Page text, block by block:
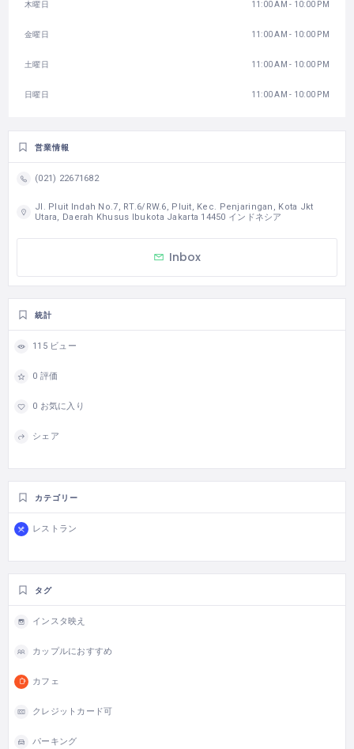
木曜日 11:00 AM - 10:00 PM
金曜日 11:00 AM - 10:00 PM
土曜日 11:00 AM - 10:00 PM
日曜日 11:00 AM - 10:00 PM
営業情報
(021) 22671682
Jl. Pluit Indah No.7, RT.6/RW.6, Pluit, Kec. Penjaringan, Kota Jkt
Utara, Daerah Khusus Ibukota Jakarta 14450 インドネシア
Inbox
統計
115 ビュー
0 評価
0 お気に入り
シェア
カテゴリー
レストラン
タグ
インスタ映え
カップルにおすすめ
カフェ
クレジットカード可
パーキング